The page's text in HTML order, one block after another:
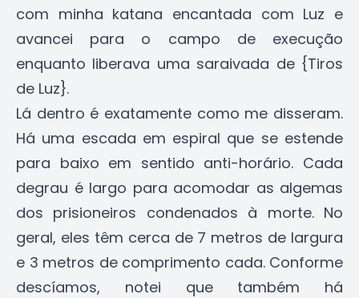
com minha katana encantada com Luz e
avancei para o campo de execução
enquanto liberava uma saraivada de {Tiros
de Luz}.
Lá dentro é exatamente como me disseram.
Há uma escada em espiral que se estende
para baixo em sentido anti-horário. Cada
degrau é largo para acomodar as algemas
dos prisioneiros condenados à morte. No
geral, eles têm cerca de 7 metros de largura
e 3 metros de comprimento cada. Conforme
descíamos, notei que também há